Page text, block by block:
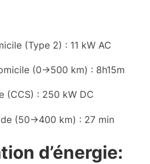
(Type 2) : 11 kW AC
(0->500 km) : 8h15m
(CCS) : 250 kW DC
(50->400 km) : 27 min
d’énergie: